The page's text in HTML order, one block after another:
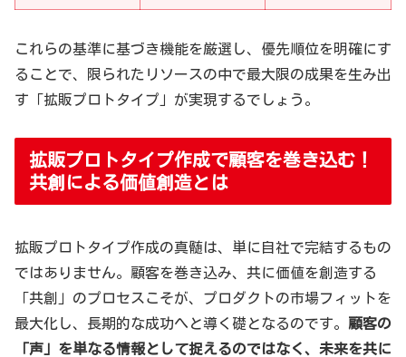
これらの基準に基づき機能を厳選し、優先順位を明確にす
ることで、限られたリソースの中で最大限の成果を生み出
す「拡販プロトタイプ」が実現するでしょう。
拡販プロトタイプ作成で顧客を巻き込む！
共創による価値創造とは
拡販プロトタイプ作成の真髄は、単に自社で完結するもの
ではありません。顧客を巻き込み、共に価値を創造する
「共創」のプロセスこそが、プロダクトの市場フィットを
最大化し、長期的な成功へと導く礎となるのです。 顧客の
「声」を単なる情報として捉えるのではなく、未来を共に